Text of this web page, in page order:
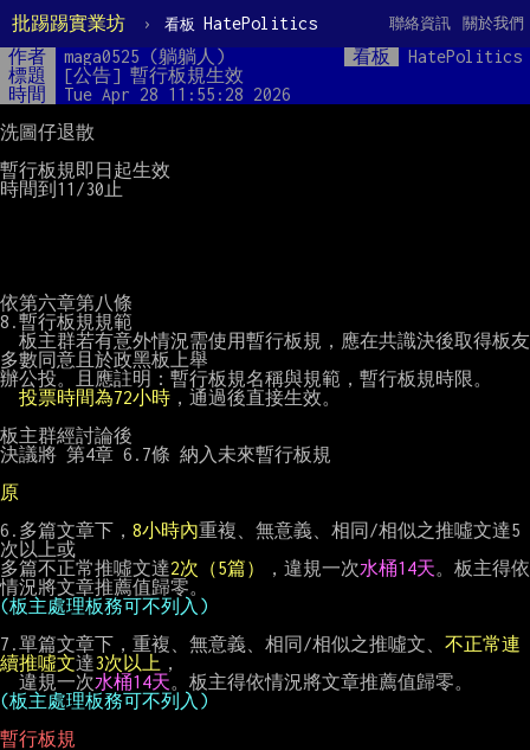
批踢踢實業坊 › 看板 HatePolitics 關於我們
聯絡資訊
作者 maga0525 (躺躺人) 看板
HatePolitics
標題
[公告] 暫行板規生效
時間
Tue Apr 28 11:55:28 2026
洗圖仔退散
暫行板規即日起生效
時間到11/30止
依第六章第八條
8.暫行板規規範
板主群若有意外情況需使用暫行板規，應在共識決後取得板友
多數同意且於政黑板上舉
辦公投。且應註明：暫行板規名稱與規範，暫行板規時限。
投票時間為72小時 ，通過後直接生效。
板主群經討論後
決議將 第4章 6.7條 納入未來暫行板規
原
6.多篇文章下， 8小時內重複、無意義、相同/相似之推噓文達5
次以上或
多篇不正常推噓文達2次（5篇） ，違規一次水桶14天。板主得依
(板主處理板務可不列入)
7.單篇文章下，重複、無意義、相同/相似之推噓文、 不正常連
續推噓文達3次以上 ，
違規一次水桶14天
(板主處理板務可不列入)
暫行板規